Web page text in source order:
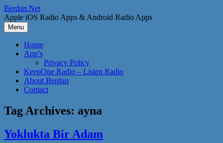
Skip
to
content
Berdan.Net
Apple iOS Radio Apps & Android Radio Apps
Menu
Home
App’s
Privacy Policy
KeepOne Radio – Listen Radio
About Berdan
Contact
Tag Archives: ayna
Yoklukta Bir Adam